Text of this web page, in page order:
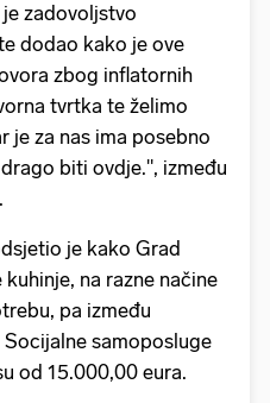
zadovoljstvo
dodao kako je ove
zbog inflatornih
tvrtka te želimo
je za nas ima posebno
biti ovdje.", između
je kako Grad
na razne načine
pa između
samoposluge
od 15.000,00 eura.